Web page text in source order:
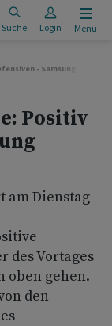
Suche Login Menu
- Samsung bremst
Positiv
am Dienstag
des Vortages
oben gehen.
den